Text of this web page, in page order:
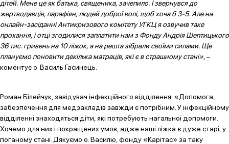
дітей. Мене це як батька, священика, зачепило. І звернувся до
жертводавців, парафіян, людей доброї волі, щоб хоча б 3-5. Але на
онлайн-засіданні Антикризового комітету УГКЦ я озвучив таке
прохання, і отці згодилися заплатити нам з Фонду Андрія Шептицького
36 тис. гривень на 10 ліжок, а на решта зібрали своїми силами. Ще
плануємо поновити декілька матраців, які є в страшному стані»,–
коментує о. Василь Гасинець.
Роман Білейчук, завідувач інфекційного відділення: «Допомога,
забезпечення для медзакладів завжди є потрібним. У інфекційному
відділенні знаходяться діти, які потребують нагальної допомоги.
Хочемо для них і покращених умов, адже наші ліжка є дуже старі, у
поганому стані. Дякуємо о. Василю, фонду «Карітас» за таку